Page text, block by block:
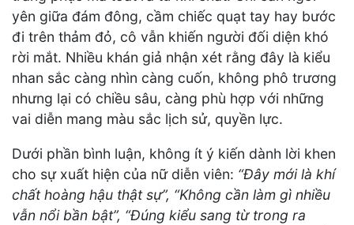
yên giữa đám đông, cầm chiếc quạt tay hay bước
đi trên thảm đỏ, cô vẫn khiến người đối diện khó
rời mắt. Nhiều khán giả nhận xét rằng đây là kiểu
nhan sắc càng nhìn càng cuốn, không phô trương
nhưng lại có chiều sâu, càng phù hợp với những
vai diễn mang màu sắc lịch sử, quyền lực.
Dưới phần bình luận, không ít ý kiến dành lời khen
cho sự xuất hiện của nữ diễn viên: “Đây mới là khí
chất hoàng hậu thật sự”, “Không cần làm gì nhiều
vẫn nổi bần bật”, “Đúng kiểu sang từ trong ra